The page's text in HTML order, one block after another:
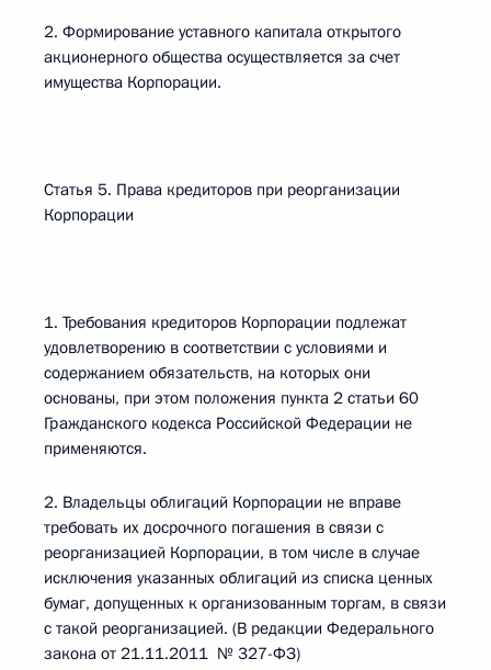
2. Формирование уставного капитала открытого
акционерного общества осуществляется за счет
имущества Корпорации.
Статья 5. Права кредиторов при реорганизации
Корпорации
1. Требования кредиторов Корпорации подлежат
удовлетворению в соответствии с условиями и
содержанием обязательств, на которых они
основаны, при этом положения пункта 2 статьи 60
Гражданского кодекса Российской Федерации не
применяются.
2. Владельцы облигаций Корпорации не вправе
требовать их досрочного погашения в связи с
реорганизацией Корпорации, в том числе в случае
исключения указанных облигаций из списка ценных
бумаг, допущенных к организованным торгам, в связи
с такой реорганизацией. (В редакции Федерального
закона от 21.11.2011 № 327-ФЗ)